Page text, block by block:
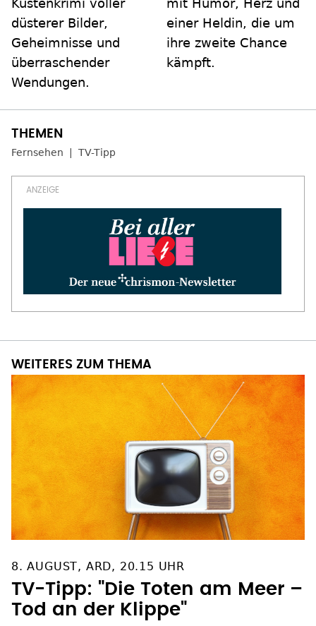
Küstenkrimi voller
düsterer Bilder,
Geheimnisse und
überraschender
Wendungen.
mit Humor, Herz und
einer Heldin, die um
ihre zweite Chance
kämpft.
Fernsehen TV-Tipp
WEITERES ZUM THEMA
8. AUGUST, ARD, 20.15 UHR
TV-Tipp: "Die Toten am Meer –
Tod an der Klippe"